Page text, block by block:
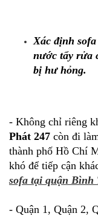
Xác định
nước tẩy rửa
bị hư hỏng.
- Không chỉ riêng
Phát 247 còn đi
thành phố Hồ Chí
khó để tiếp cận
sofa tại quận Bình
- Quận 1, Quận 2,